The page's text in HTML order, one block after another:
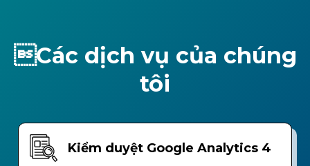
Các dịch vụ của chúng
tôi
Kiểm duyệt Google Analytics 4